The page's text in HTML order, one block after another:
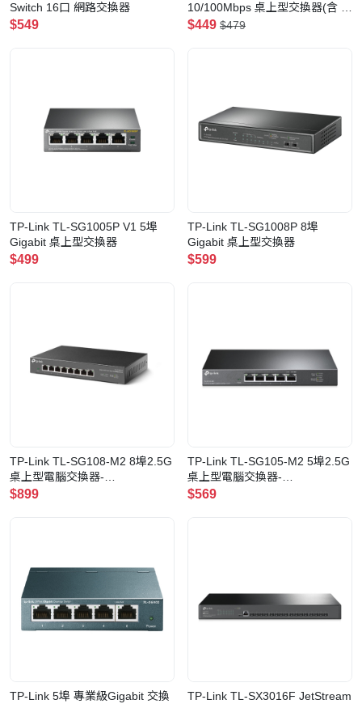
Switch 16口 網路交換器
$549
10/100Mbps 桌上型交換器(含 8
埠 PoE+)
$449 $479
TP-Link TL-SG1005P V1 5埠
Gigabit 桌上型交換器
$499
TP-Link TL-SG1008P 8埠
Gigabit 桌上型交換器
$599
TP-Link TL-SG108-M2 8埠2.5G
桌上型電腦交換器-
SG108M2(SG108M2)
$899
TP-Link TL-SG105-M2 5埠2.5G
桌上型電腦交換器-
SG105M2(SG105M2)
$569
TP-Link 5埠 專業級Gigabit 交換
TP-Link TL-SX3016F JetStream